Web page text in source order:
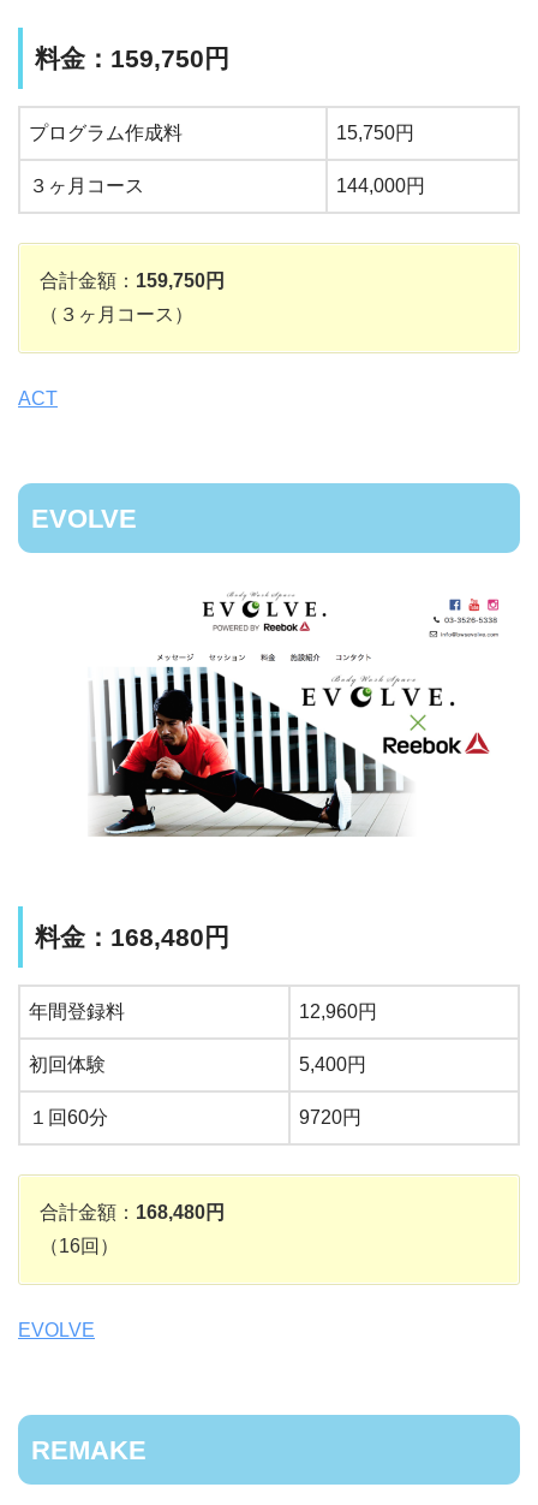
料金：159,750円
プログラム作成料 15,750円
３ヶ月コース 144,000円
合計金額： 159,750円
（３ヶ月コース）
ACT
EVOLVE
料金：168,480円
年間登録料 12,960円
初回体験 5,400円
１回60分 9720円
合計金額： 168,480円
（16回）
EVOLVE
REMAKE